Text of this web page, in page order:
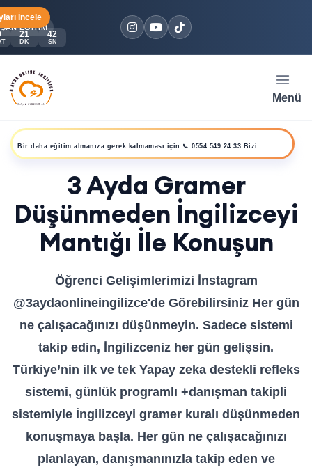
EĞITIM 3 Ayda İngilizcenin Mantığı Eğitimi Kayıt İçin
21
DK
41
SN
İncele
Menü
Bir daha eğitim almanıza gerek kalmaması için 📞 0554 549 24 33 Bizi
3 Ayda Gramer
Düşünmeden İngilizceyi
Mantığı İle Konuşun
Öğrenci Gelişimlerimizi İnstagram
@3aydaonlineingilizce'de Görebilirsiniz Her gün
ne çalışacağınızı düşünmeyin. Sadece sistemi
takip edin, İngilizceniz her gün gelişsin.
Türkiye’nin ilk ve tek Yapay zeka destekli refleks
sistemi, günlük programlı +danışman takipli
sistemiyle İngilizceyi gramer kuralı düşünmeden
konuşmaya başla. Her gün ne çalışacağınızı
planlayan, danışmanınızla takip eden ve